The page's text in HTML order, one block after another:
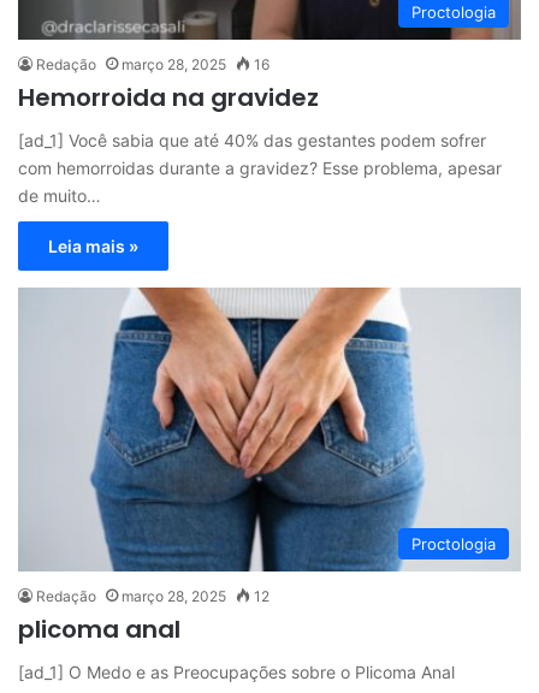
Proctologia
Redação março 28, 2025 16
Hemorroida na gravidez
[ad_1] Você sabia que até 40% das gestantes podem sofrer
com hemorroidas durante a gravidez? Esse problema, apesar
de muito…
Leia mais »
Proctologia
Redação março 28, 2025 12
plicoma anal
[ad_1] O Medo e as Preocupações sobre o Plicoma Anal